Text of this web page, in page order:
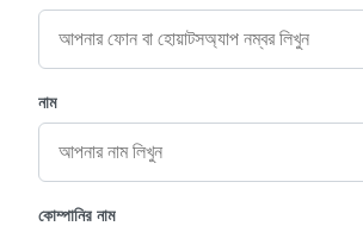
নাম
কোম্পানির নাম